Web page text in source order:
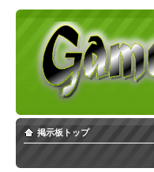
掲示板トップ